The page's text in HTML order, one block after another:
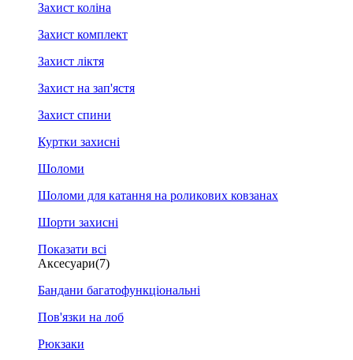
Захист коліна
Захист комплект
Захист ліктя
Захист на зап'ястя
Захист спини
Куртки захисні
Шоломи
Шоломи для катання на роликових ковзанах
Шорти захисні
Показати всі
Аксесуари(7)
Бандани багатофункціональні
Пов'язки на лоб
Рюкзаки